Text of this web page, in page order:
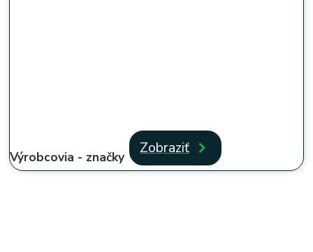
Výrobcovia - značky Zobraziť